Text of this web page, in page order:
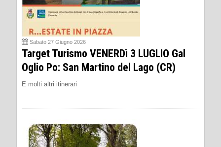
Sabato 27 Giugno 2026
Target Turismo VENERDì 3 LUGLIO Gal
Oglio Po: San Martino del Lago (CR)
E molti altri itinerari